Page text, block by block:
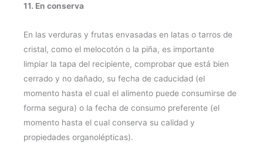
11. En conserva
En las verduras y frutas envasadas en latas o tarros de
cristal, como el melocotón o la piña, es importante
limpiar la tapa del recipiente, comprobar que está bien
cerrado y no dañado, su fecha de caducidad (el
momento hasta el cual el alimento puede consumirse de
forma segura) o la fecha de consumo preferente (el
momento hasta el cual conserva su calidad y
propiedades organolépticas).